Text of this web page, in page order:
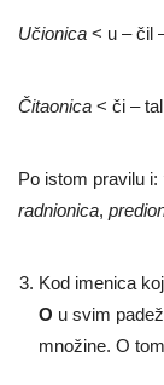
Učionica < u – čil
Čitaonica < či –
Po istom pravilu i:
radnionica,
Kod imenica
O u svim
množine. O